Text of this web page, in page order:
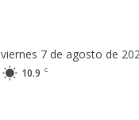
viernes 7 de agosto de
10.9 C